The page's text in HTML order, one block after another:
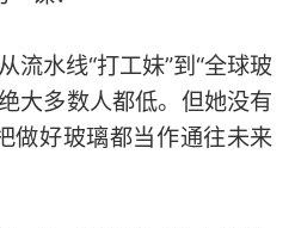
流水线“打工妹”到“全球玻
大多数人都低。但她没有
做好玻璃都当作通往未来